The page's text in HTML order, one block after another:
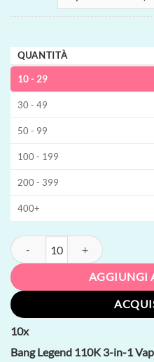
QUANTITÀ
10 - 29
30 - 49
50 - 99
100 - 199
200 - 399
400+
Bang Legend 110K 3-in-1 Vape
AGGIUNGI
10x
Bang Legend 110K 3-in-1